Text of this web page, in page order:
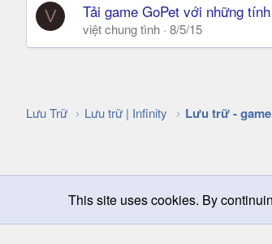
V Tải game GoPet với những
việt chung tình 8/5/15
Lưu Trữ Lưu trữ | Infinity Lưu trữ -
Chọn giao diện Change width
This site uses cookies. By